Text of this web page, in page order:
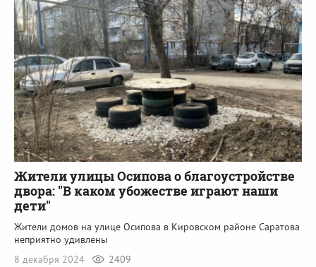
Жители улицы Осипова о благоустройстве
двора: "В каком убожестве играют наши
дети"
Жители домов на улице Осипова в Кировском районе Саратова
неприятно удивлены
8 декабря 2024
2409